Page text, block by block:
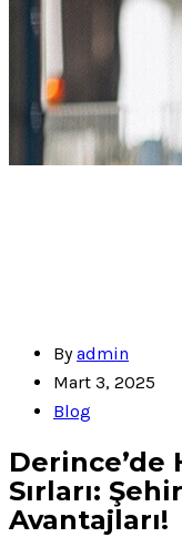
Byadmin
Mart 3, 2025
Blog
Derince’de
Sırları:
Avantajları!